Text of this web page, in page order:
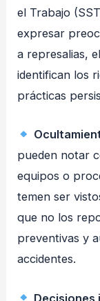
el Trabajo
expresar
a represalias,
identifican los
prácticas
pueden notar
equipos o
temen ser
que no los
preventivas y
accidentes.
Decisiones